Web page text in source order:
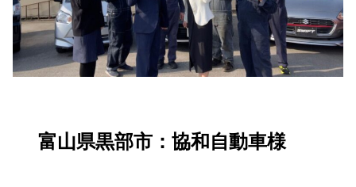
富山県黒部市：協和自動車様